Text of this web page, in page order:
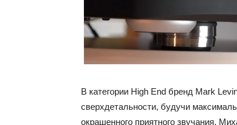
В категории High End бренд Mark
сверхдетальности, будучи
окрашенного приятного звучания,